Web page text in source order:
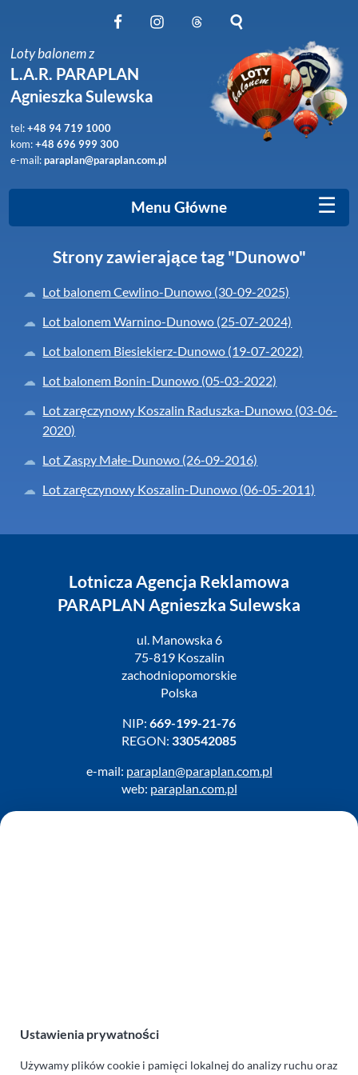
Obserwuj nas na Instagram
Obserwuj nas na Threads
Szukaj na stronie
Loty balonem z
L.A.R. PARAPLAN
Agnieszka Sulewska
tel:+48 94 719 1000
kom:+48 696 999 300
e-mail:paraplan@paraplan.com.pl
Menu Główne ☰
Strony zawierające tag "Dunowo"
Lot balonem Cewlino-Dunowo (30-09-2025)
Lot balonem Warnino-Dunowo (25-07-2024)
Lot balonem Biesiekierz-Dunowo (19-07-2022)
Lot balonem Bonin-Dunowo (05-03-2022)
Lot zaręczynowy Koszalin Raduszka-Dunowo (03-06-
2020)
Lot Zaspy Małe-Dunowo (26-09-2016)
Lot zaręczynowy Koszalin-Dunowo (06-05-2011)
Lotnicza Agencja Reklamowa
PARAPLAN Agnieszka Sulewska
ul. Manowska 6
75-819 Koszalin
zachodniopomorskie
Polska
NIP: 669-199-21-76
REGON: 330542085
e-mail: paraplan@paraplan.com.pl
web: paraplan.com.pl
turboklinika.com.pl
Odnośniki:
Ustawienia prywatności
Używamy plików cookie i pamięci lokalnej do analizy ruchu oraz